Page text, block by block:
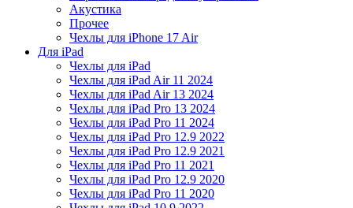
Акустика
Прочее
Чехлы для iPhone 17 Air
Для iPad
Чехлы для iPad
Чехлы для iPad Air 11 2024
Чехлы для iPad Air 13 2024
Чехлы для iPad Pro 13 2024
Чехлы для iPad Pro 11 2024
Чехлы для iPad Pro 12.9 2022
Чехлы для iPad Pro 12.9 2021
Чехлы для iPad Pro 11 2021
Чехлы для iPad Pro 12.9 2020
Чехлы для iPad Pro 11 2020